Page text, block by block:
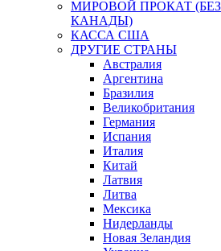
МИРОВОЙ ПРОКАТ
КАНАДЫ)
КАССА США
ДРУГИЕ СТРАНЫ
Австралия
Аргентина
Бразилия
Великобритания
Германия
Испания
Италия
Китай
Латвия
Литва
Мексика
Нидерланды
Новая Зеландия